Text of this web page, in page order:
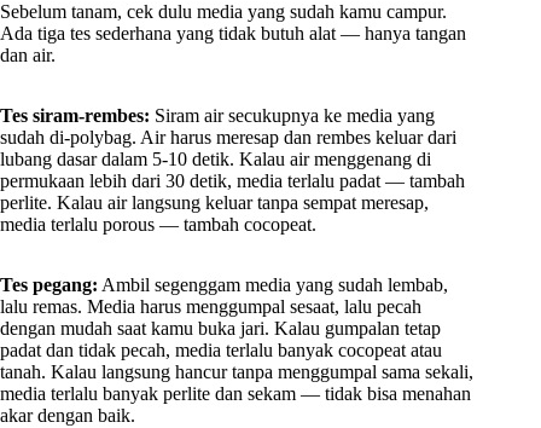
Sebelum tanam, cek dulu media yang sudah kamu campur.
Ada tiga tes sederhana yang tidak butuh alat — hanya tangan
dan air.
Tes siram-rembes: Siram air secukupnya ke media yang
sudah di-polybag. Air harus meresap dan rembes keluar dari
lubang dasar dalam 5-10 detik. Kalau air menggenang di
permukaan lebih dari 30 detik, media terlalu padat — tambah
perlite. Kalau air langsung keluar tanpa sempat meresap,
media terlalu porous — tambah cocopeat.
Tes pegang: Ambil segenggam media yang sudah lembab,
lalu remas. Media harus menggumpal sesaat, lalu pecah
dengan mudah saat kamu buka jari. Kalau gumpalan tetap
padat dan tidak pecah, media terlalu banyak cocopeat atau
tanah. Kalau langsung hancur tanpa menggumpal sama sekali,
media terlalu banyak perlite dan sekam — tidak bisa menahan
akar dengan baik.